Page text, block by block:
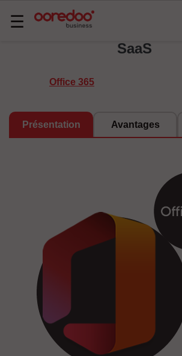
Basculer
☰
SaaS
Office 365
Présentation Avantages